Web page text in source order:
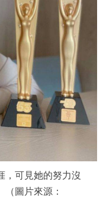
，可見她的努力沒
圖片來源：